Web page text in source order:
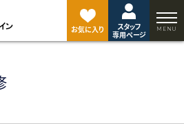
お気に入り
スタッフ
専用ページ